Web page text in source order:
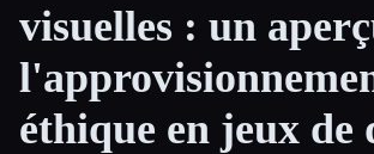
visuelles : un
éthique en jeux de